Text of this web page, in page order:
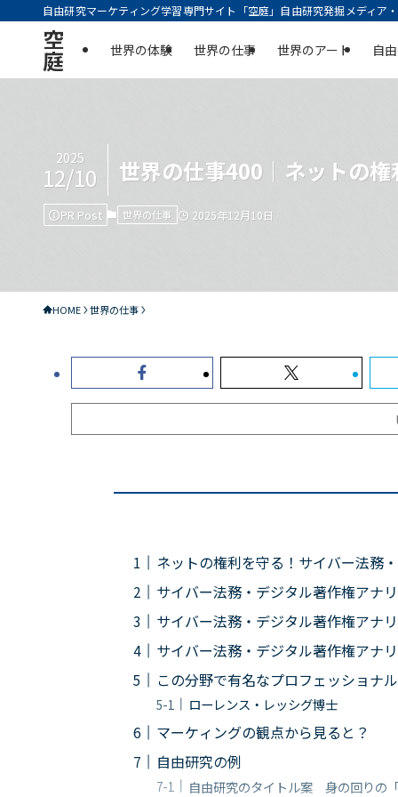
自由研究マーケティング学習専門サイト「空庭」自由研究発掘メディア
空
庭 世界の体験 世界の仕事 世界のアート 自
世界の仕事400｜ネットの
2025
12/10
PR Post 世界の仕事 2025年12月10日
HOME 世界の仕事
ネットの権利を守る！サイバー法務
サイバー法務・デジタル著作権アナ
サイバー法務・デジタル著作権アナ
サイバー法務・デジタル著作権アナ
この分野で有名なプロフェッショナル
ローレンス・レッシグ博士
マーケィングの観点から見ると？
自由研究の例
自由研究のタイトル案 身の回りの